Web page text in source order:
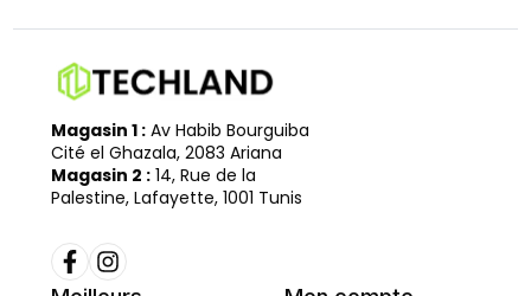
Magasin 1 : Av Habib Bourguiba
Cité el Ghazala, 2083 Ariana
Magasin 2 : 14, Rue de la
Palestine, Lafayette, 1001 Tunis